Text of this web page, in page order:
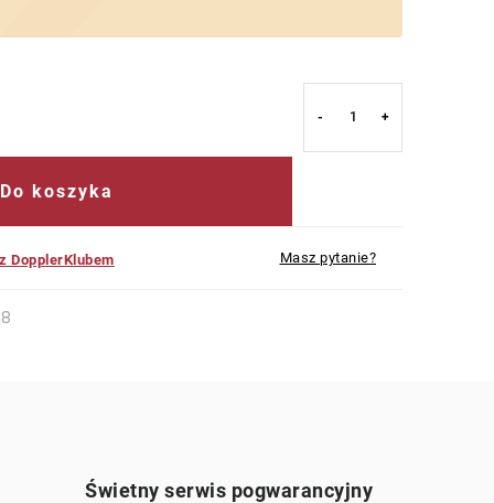
Do koszyka
DopplerKlubem Masz pytanie?
Świetny serwis pogwarancyjny